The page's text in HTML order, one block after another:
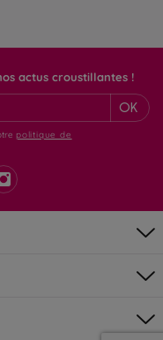
actus croustillantes !
OK
politique de